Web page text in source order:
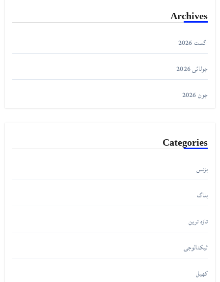
Archives
اگست 2026
جولائی 2026
جون 2026
Categories
بزنس
بلاگ
تازہ ترین
ٹیکنالوجی
کھیل